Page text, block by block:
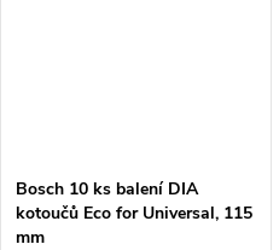
Bosch 10 ks balení DIA
kotoučů Eco for Universal, 115
mm